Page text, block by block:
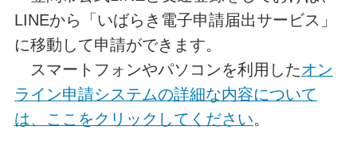
LINEから「いばらき電子申請届出サービス」
に移動して申請ができます。
スマートフォンやパソコンを利用したオン
ライン申請システムの詳細な内容について
は、ここをクリックしてください。